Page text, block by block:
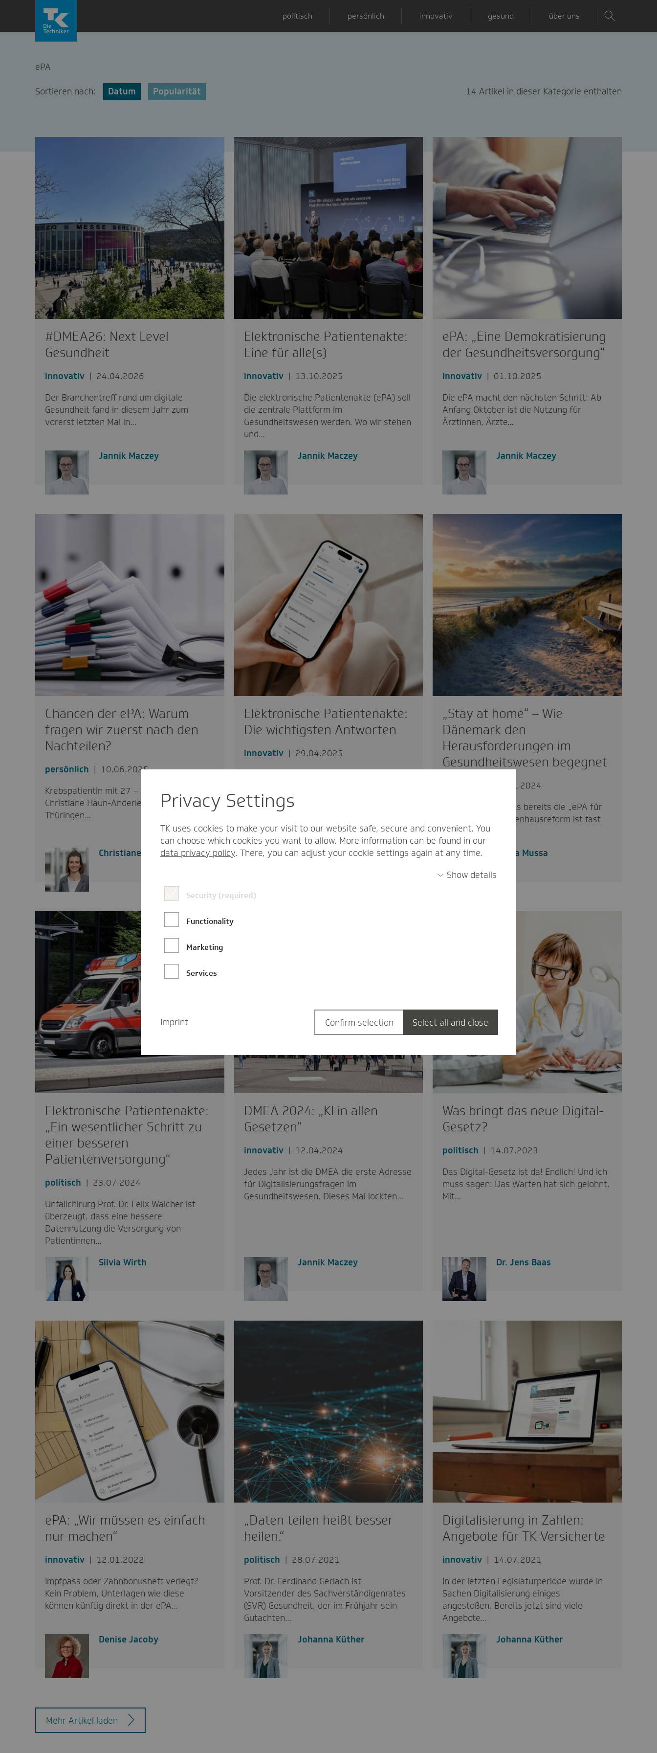
politisch persönlich innovativ gesund über uns
ePA
14 Artikel in dieser Kategorie enthalten
Sortieren nach: Datum Popularität
#DMEA26: Next Level
Gesundheit
innovativ
24.04.2026
Der Branchentreff rund um digitale
Gesundheit fand in diesem Jahr zum
vorerst letzten Mal in…
Jannik Maczey
Elektronische Patientenakte:
Eine für alle(s)
innovativ
13.10.2025
Die elektronische Patientenakte (ePA) soll
die zentrale Plattform im
Gesundheitswesen werden. Wo wir stehen
und…
Jannik Maczey
ePA: „Eine Demokratisierung
der Gesundheitsversorgung“
innovativ
01.10.2025
Die ePA macht den nächsten Schritt: Ab
Anfang Oktober ist die Nutzung für
Ärztinnen, Ärzte…
Jannik Maczey
Chancen der ePA: Warum
fragen wir zuerst nach den
Nachteilen?
persönlich
10.06.2025
Krebspatientin mit 27 – ein Schock für
Christiane Haun-Anderle, die bei der TK in
Thüringen…
Christiane Haun-Anderle
Elektronische Patientenakte:
Die wichtigsten Antworten
innovativ
29.04.2025
Franken, Hamburg und Umland und…
Silvia Wirth
„Stay at home“ – Wie
Dänemark den
Herausforderungen im
Gesundheitswesen begegnet
27.11.2024
In Dänemark gibt es bereits die „ePA für
alle“ und die Krankenhausreform ist fast
abgeschlossen.…
Nadia Mussa
Elektronische Patientenakte:
„Ein wesentlicher Schritt zu
einer besseren
Patientenversorgung“
politisch
23.07.2024
Unfallchirurg Prof. Dr. Felix Walcher ist
überzeugt, dass eine bessere
Datennutzung die Versorgung von
Patientinnen…
Silvia Wirth
DMEA 2024: „KI in allen
Gesetzen“
innovativ
12.04.2024
Jedes Jahr ist die DMEA die erste Adresse
für Digitalisierungsfragen im
Gesundheitswesen. Dieses Mal lockten…
Jannik Maczey
Was bringt das neue Digital-
Gesetz?
politisch
14.07.2023
Das Digital-Gesetz ist da! Endlich! Und ich
muss sagen: Das Warten hat sich gelohnt.
Mit…
Dr. Jens Baas
ePA: „Wir müssen es einfach
nur machen“
innovativ
12.01.2022
Impfpass oder Zahnbonusheft verlegt?
Kein Problem, Unterlagen wie diese
können künftig direkt in der ePA…
Denise Jacoby
„Daten teilen heißt besser
heilen.“
politisch
28.07.2021
Prof. Dr. Ferdinand Gerlach ist
Vorsitzender des Sachverständigenrates
(SVR) Gesundheit, der im Frühjahr sein
Gutachten…
Johanna Küther
Digitalisierung in Zahlen:
Angebote für TK-Versicherte
innovativ
14.07.2021
In der letzten Legislaturperiode wurde in
Sachen Digitalisierung einiges
angestoßen. Bereits jetzt sind viele
Angebote…
Johanna Küther
Mehr Artikel laden
Privacy Settings
TK uses cookies to make your visit to our website safe, secure and convenient. You
can choose which cookies you want to allow. More information can be found in our
data privacy policy. There, you can adjust your cookie settings again at any time.
Show details
Security (required)
Functionality
Marketing
Services
Imprint Confirm selection Select all and close